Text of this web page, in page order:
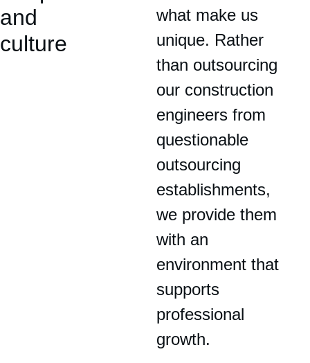
and
culture
what make us
unique. Rather
than outsourcing
our construction
engineers from
questionable
outsourcing
establishments,
we provide them
with an
environment that
supports
professional
growth.